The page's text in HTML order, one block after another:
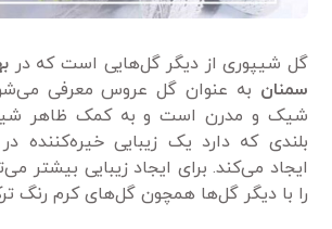
گل شیپوری از دیگر گل‌هایی است که در
سمنان به عنوان گل عروس معرفی
شیک و مدرن است و به کمک ظاهر
بلندی که دارد یک زیبایی خیره‌کننده
ایجاد می‌کند. برای ایجاد زیبایی بیشتر
را با دیگر گل‌ها همچون گل‌های کرم رنگ